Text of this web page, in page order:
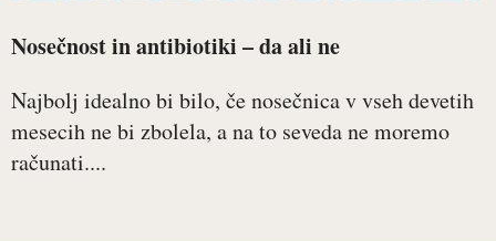
Nosečnost in antibiotiki – da ali ne
Najbolj idealno bi bilo, če nosečnica v vseh devetih
mesecih ne bi zbolela, a na to seveda ne moremo
računati....